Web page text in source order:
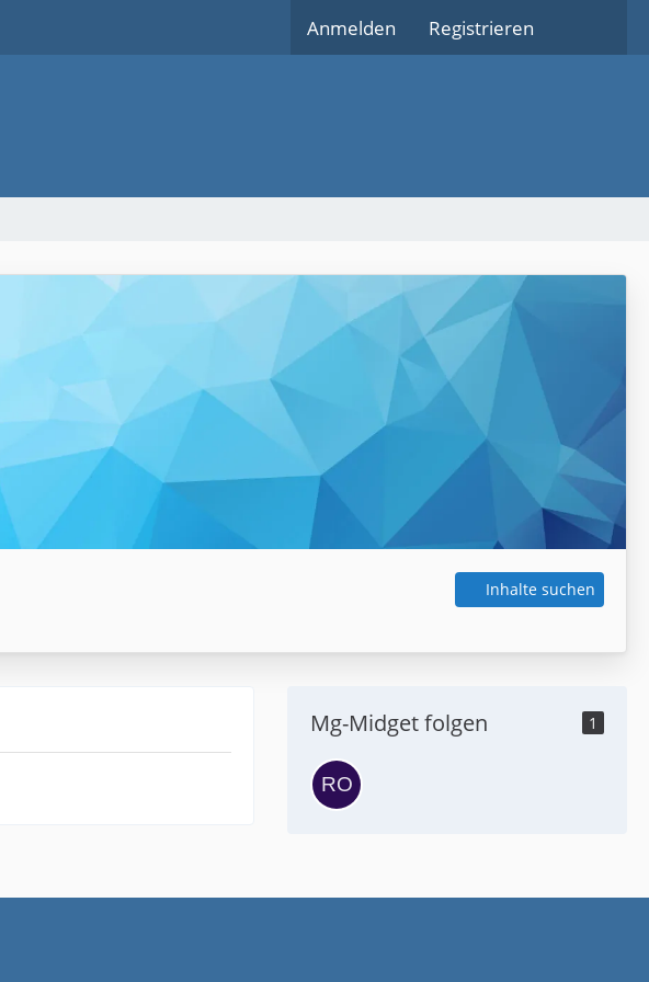
Anmelden Registrieren
Inhalte suchen
Mg-Midget folgen 1